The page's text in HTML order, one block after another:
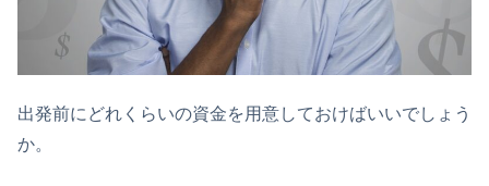
出発前にどれくらいの資金を用意しておけばいいでしょう
か。